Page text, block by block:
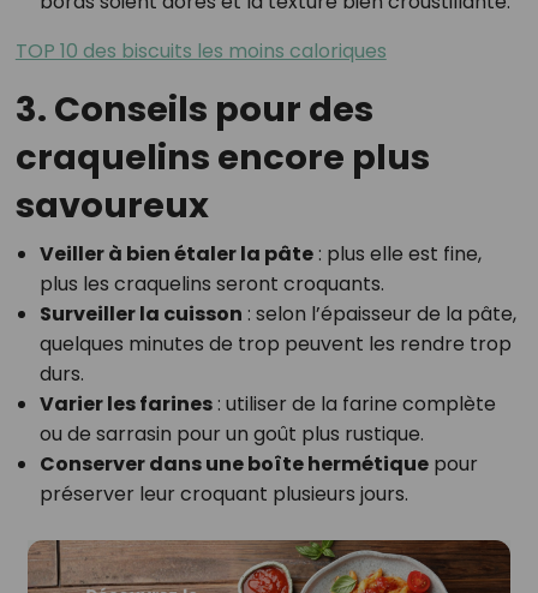
TOP 10 des biscuits les moins caloriques
3. Conseils pour des
craquelins encore plus
savoureux
Veiller à bien étaler la pâte: plus elle est fine,
plus les craquelins seront croquants.
Surveiller la cuisson : selon l’épaisseur de la pâte,
quelques minutes de trop peuvent les rendre trop
durs.
Varier les farines: utiliser de la farine complète
ou de sarrasin pour un goût plus rustique.
Conserver dans une boîte hermétiquepour
préserver leur croquant plusieurs jours.